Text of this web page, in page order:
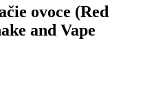
ovoce (Red
and Vape